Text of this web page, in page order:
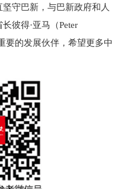
守巴新，与巴新政府和人
彼得·亚马（Peter
要的发展伙伴，希望更多中